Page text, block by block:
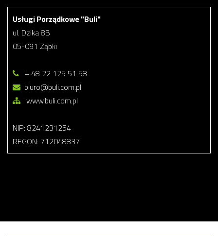
Usługi Porządkowe "Buli"
ul. Dzika 8B
05-091 Ząbki
+ 48 22 125 51 58
biuro@buli.com.pl
www.buli.com.pl
NIP: 8241231254
REGON: 712048837